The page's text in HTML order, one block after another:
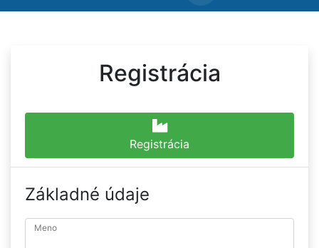
Registrácia
Registrácia
Základné údaje
Meno